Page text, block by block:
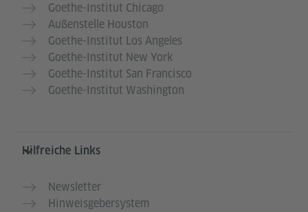
Goethe-Institut Chicago
Außenstelle Houston
Goethe-Institut Los Angeles
Goethe-Institut New York
Goethe-Institut San Francisco
Goethe-Institut Washington
Hilfreiche Links
Newsletter
Hinweisgebersystem